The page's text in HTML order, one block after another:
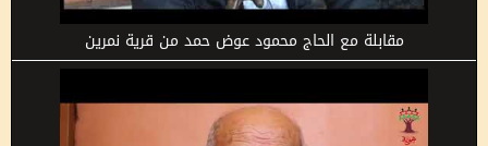
مقابلة مع الحاج محمود عوض حمد من قرية نمرين